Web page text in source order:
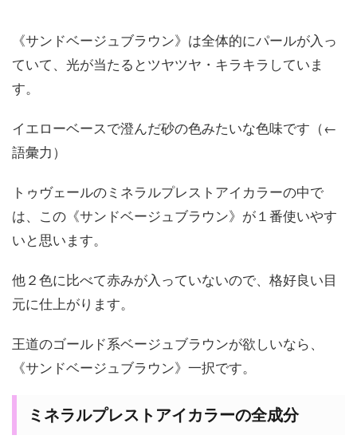
《サンドベージュブラウン》は全体的にパールが入っ
ていて、光が当たるとツヤツヤ・キラキラしていま
す。
イエローベースで澄んだ砂の色みたいな色味です（←
語彙力）
トゥヴェールのミネラルプレストアイカラーの中で
は、この《サンドベージュブラウン》が１番使いやす
いと思います。
他２色に比べて赤みが入っていないので、格好良い目
元に仕上がります。
王道のゴールド系ベージュブラウンが欲しいなら、
《サンドベージュブラウン》一択です。
ミネラルプレストアイカラーの全成分